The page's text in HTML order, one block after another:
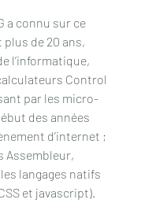
a connu sur ce
de 20 ans,
l’informatique,
Control
par les micro-
des années
d’internet ;
Assembleur,
langages natifs
et javascript).